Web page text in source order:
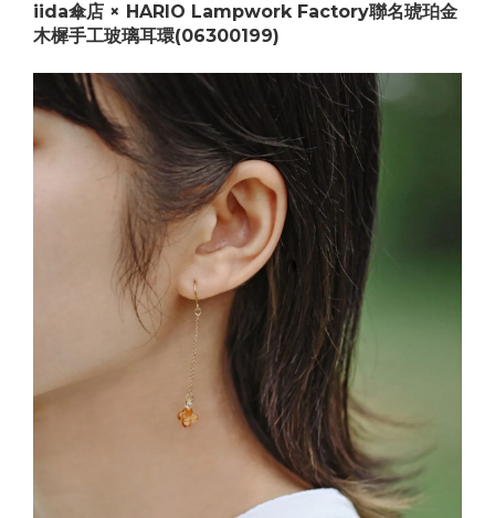
iida傘店 × HARIO Lampwork Factory聯名琥珀金
木樨手工玻璃耳環(06300199)